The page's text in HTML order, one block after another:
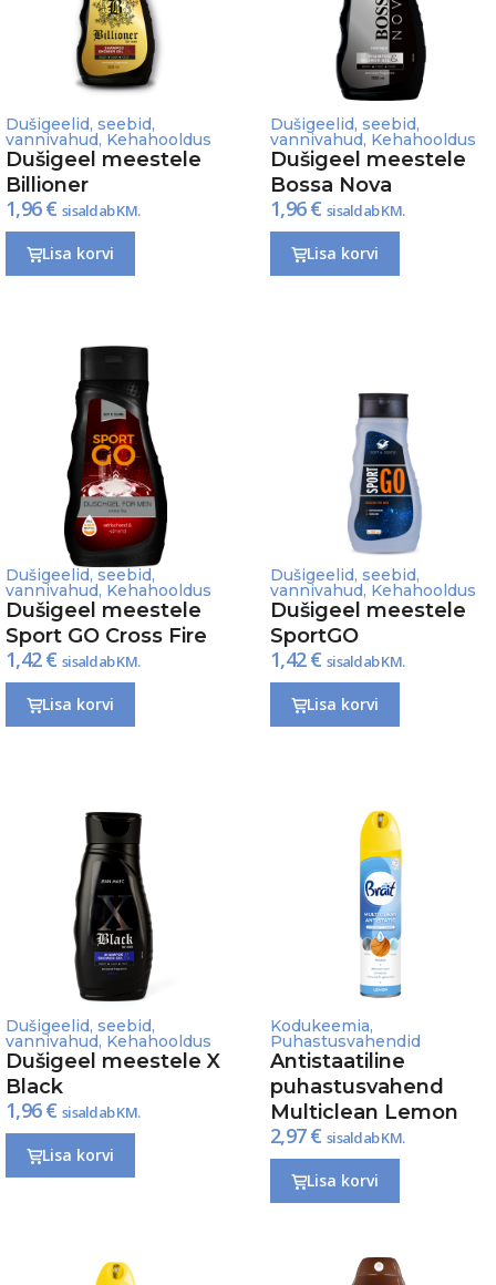
Dušigeelid, seebid,
vannivahud, Kehahooldus
Dušigeel meestele
Billioner
1,96€ sisaldab KM.
Lisa korvi
Dušigeelid, seebid,
vannivahud, Kehahooldus
Dušigeel meestele
Bossa Nova
1,96€ sisaldab KM.
Lisa korvi
Dušigeelid, seebid,
vannivahud, Kehahooldus
Dušigeel meestele
Sport GO Cross Fire
1,42€ sisaldab KM.
Lisa korvi
Dušigeelid, seebid,
vannivahud, Kehahooldus
Dušigeel meestele
SportGO
1,42€ sisaldab KM.
Lisa korvi
Dušigeelid, seebid,
vannivahud, Kehahooldus
Dušigeel meestele X
Black
1,96€ sisaldab KM.
Lisa korvi
Kodukeemia,
Puhastusvahendid
Antistaatiline
puhastusvahend
Multiclean Lemon
2,97€ sisaldab KM.
Lisa korvi